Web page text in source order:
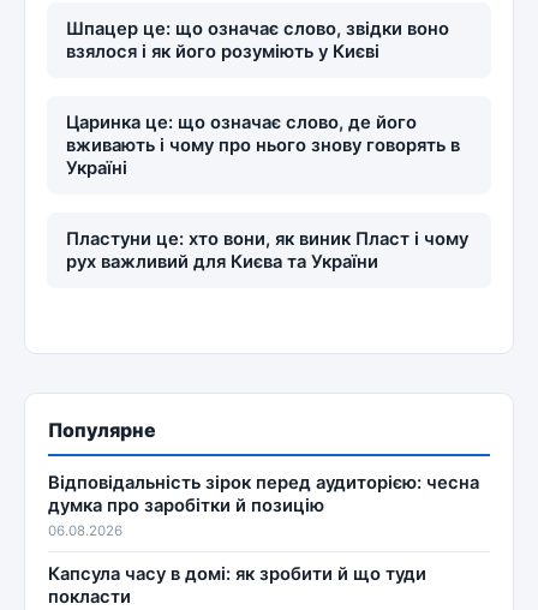
Шпацер це: що означає слово, звідки воно
взялося і як його розуміють у Києві
Царинка це: що означає слово, де його
вживають і чому про нього знову говорять в
Україні
Пластуни це: хто вони, як виник Пласт і чому
рух важливий для Києва та України
Популярне
Відповідальність зірок перед аудиторією: чесна
думка про заробітки й позицію
06.08.2026
Капсула часу в домі: як зробити й що туди
покласти